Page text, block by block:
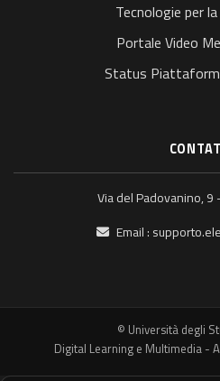
Tecnologie per
Portale Video
Status
Via del Padovanino,
Email :
© Università degli
Digital Learning e Multimedia -